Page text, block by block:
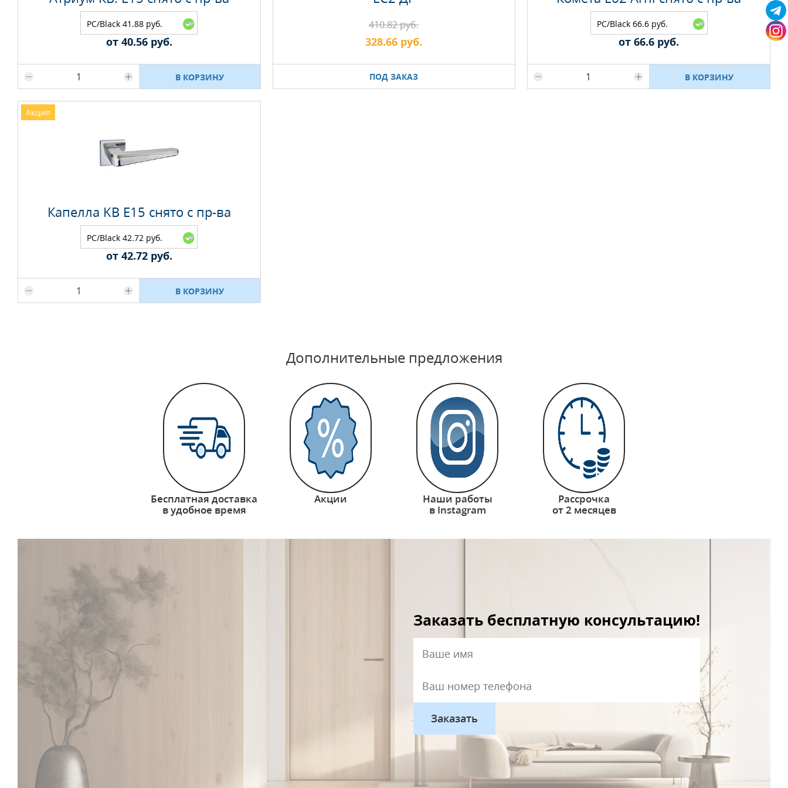
PC/Black 41.88 руб.
В КОРЗИНУ
от 40.56 руб.
ПОД ЗАКАЗ
410.82 руб.
328.66 руб.
PC/Black 66.6 руб.
В КОРЗИНУ
от 66.6 руб.
Акция
Капелла KB E15 снято с пр-ва
PC/Black 42.72 руб.
В КОРЗИНУ
от 42.72 руб.
Дополнительные предложения
Бесплатная доставка
в удобное время
Акции
Наши работы
в Instagram
Рассрочка
от 2 месяцев
Заказать бесплатную консультацию!